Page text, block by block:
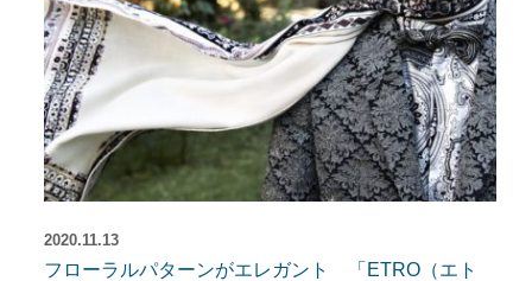
2020.11.13
フローラルパターンがエレガント 「ETRO（エト